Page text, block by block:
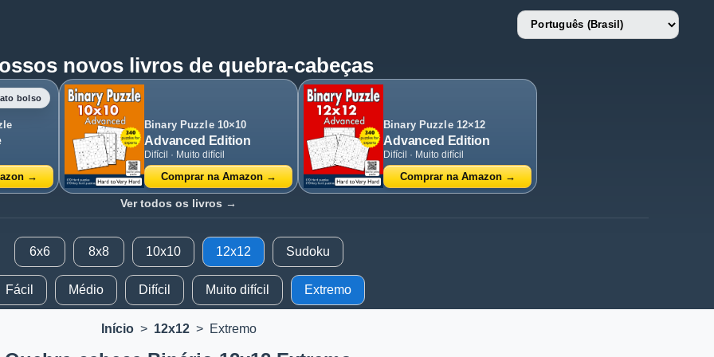
Language
English
novos livros de quebra-cabeças
bolso
→
Binary Puzzle 10×10
Advanced Edition
Difícil · Muito difícil
Comprar na Amazon →
Binary Puzzle 12×12
Advanced Edition
Difícil · Muito difícil
Comprar na Amazon →
Ver todos os livros →
6x6 8x8 10x10 12x12 Sudoku
Fácil Médio Difícil Muito difícil Extremo
Início > 12x12 > Extremo